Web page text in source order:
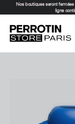
Nos boutiques seront
ligne